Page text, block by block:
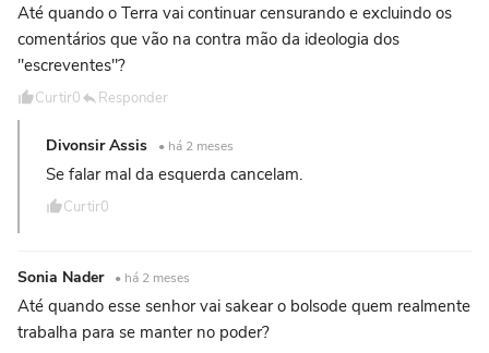
Até quando o Terra vai continuar censurando e excluindo os
comentários que vão na contra mão da ideologia dos
"escreventes"?
Curtir0 Responder
Divonsir Assis • há 2 meses
Se falar mal da esquerda cancelam.
Curtir0
Sonia Nader • há 2 meses
Até quando esse senhor vai sakear o bolsode quem realmente
trabalha para se manter no poder?